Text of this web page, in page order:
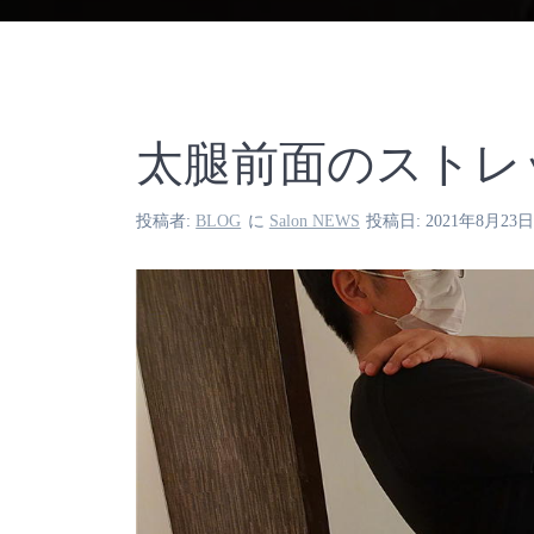
太腿前面のスト
投稿者:BLOG に Salon NEWS 投稿日: 2021年8月23日